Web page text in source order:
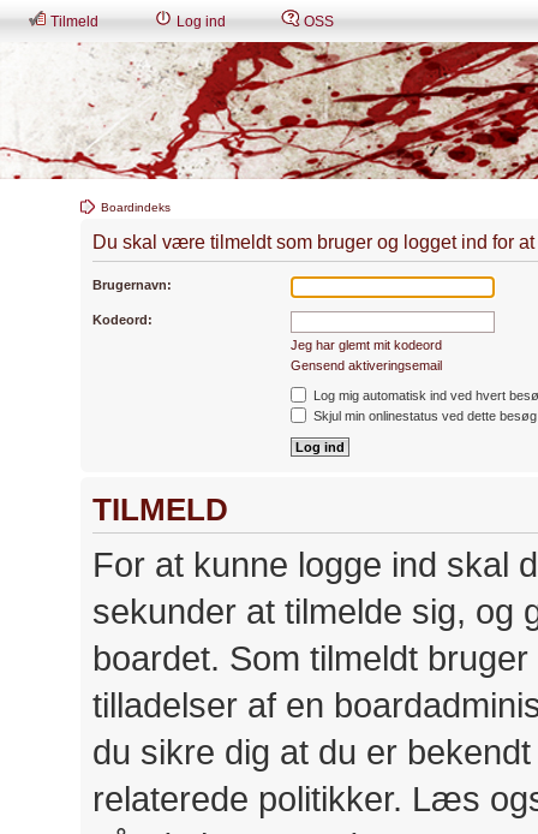
Tilmeld Log ind OSS
Boardindeks
Du skal være tilmeldt som bruger og logget ind for at
Brugernavn:
Kodeord:
Jeg har glemt mit kodeord
Gensend aktiveringsemail
Log mig automatisk ind ved hvert
Skjul min onlinestatus ved dette besøg
TILMELD
For at kunne logge ind skal
sekunder at tilmelde sig, og
boardet. Som tilmeldt
tilladelser af en
du sikre dig at du er
relaterede politikker. Læs